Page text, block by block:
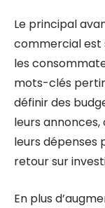
Le principal
commercial
les
mots-clés
définir des
leurs
leurs dépenses
retour sur
En plus